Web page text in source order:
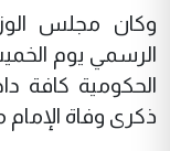
وكان مجلس
الرسمي يوم
الحكومية كافة
ذكرى وفاة